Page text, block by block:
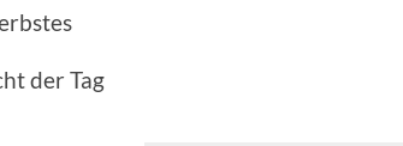
der Tag